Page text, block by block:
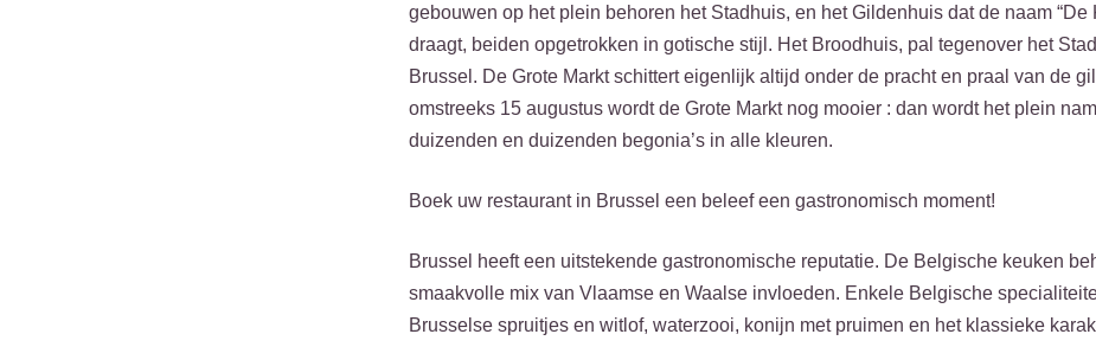
gebouwen op het plein behoren het Stadhuis, en het Gildenhuis dat de naam “De
draagt, beiden opgetrokken in gotische stijl. Het Broodhuis, pal tegenover het
Brussel. De Grote Markt schittert eigenlijk altijd onder de pracht en praal van de
omstreeks 15 augustus wordt de Grote Markt nog mooier : dan wordt het plein
duizenden en duizenden begonia’s in alle kleuren.
Boek uw restaurant in Brussel een beleef een gastronomisch moment!
Brussel heeft een uitstekende gastronomische reputatie. De Belgische keuken
smaakvolle mix van Vlaamse en Waalse invloeden. Enkele Belgische
Brusselse spruitjes en witlof, waterzooi, konijn met pruimen en het klassieke